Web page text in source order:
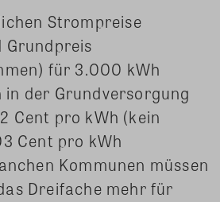
Strompreise
Grundpreis
für 3.000 kWh
der Grundversorgung
Cent pro kWh (kein
Cent pro kWh
Kommunen müssen
Dreifache mehr für